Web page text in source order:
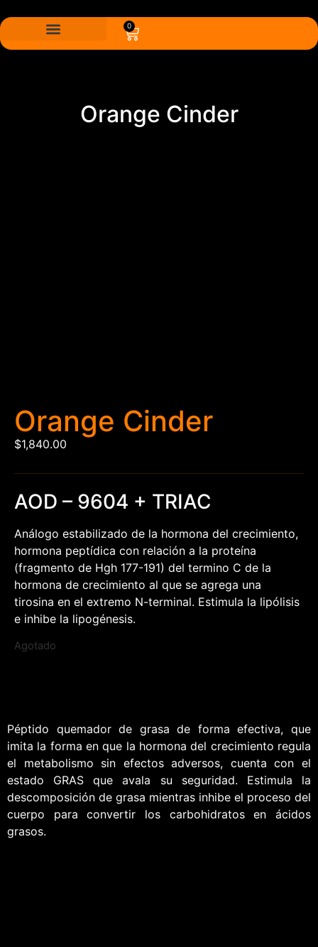
0
Orange Cinder
Orange Cinder
$1,840.00
AOD – 9604 + TRIAC
Análogo estabilizado de la hormona del crecimiento,
hormona peptídica con relación a la proteína
(fragmento de Hgh 177-191) del termino C de la
hormona de crecimiento al que se agrega una
tirosina en el extremo N-terminal. Estimula la lipólisis
e inhibe la lipogénesis.
Agotado
Péptido quemador de grasa de forma efectiva, que
imita la forma en que la hormona del crecimiento regula
el metabolismo sin efectos adversos, cuenta con el
estado GRAS que avala su seguridad. Estimula la
descomposición de grasa mientras inhibe el proceso del
cuerpo para convertir los carbohidratos en ácidos
grasos.